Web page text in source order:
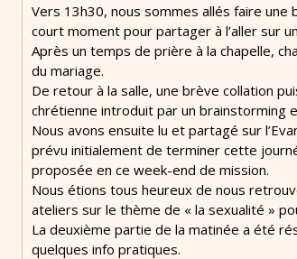
Vers 13h30, nous sommes allés faire une
court moment pour partager à l’aller sur
Après un temps de prière à la chapelle,
du mariage.
De retour à la salle, une brève collation
chrétienne introduit par un brainstorming
Nous avons ensuite lu et partagé sur
prévu initialement de terminer cette
proposée en ce week-end de mission.
Nous étions tous heureux de nous
ateliers sur le thème de « la sexualité »
La deuxième partie de la matinée a été
quelques info pratiques.